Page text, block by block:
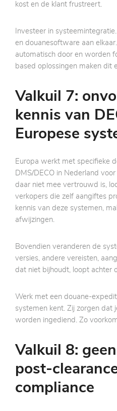
kost en de klant frustreert.
Investeer in
en douanesoftware aan
automatisch door en worden
based oplossingen maken dit
Valkuil 7:
kennis van
Europese
Europa werkt met specifieke
DMS/DECO in Nederland
daar niet mee vertrouwd is,
verkopers die zelf aangiftes
kennis van deze systemen,
afwijzingen.
Bovendien veranderen de
versies, andere vereisten,
dat niet bijhoudt, loopt achter
Werk met een douane-
systemen kent. Zij zorgen dat
worden ingediend. Zo
Valkuil 8:
post-
compliance